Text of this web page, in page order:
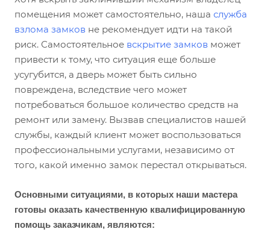
помещения может самостоятельно, наша служба
взлома замков не рекомендует идти на такой
риск. Самостоятельное вскрытие замков может
привести к тому, что ситуация еще больше
усугубится, а дверь может быть сильно
повреждена, вследствие чего может
потребоваться большое количество средств на
ремонт или замену. Вызвав специалистов нашей
службы, каждый клиент может воспользоваться
профессиональными услугами, независимо от
того, какой именно замок перестал открываться.
Основными ситуациями, в которых наши мастера
готовы оказать качественную квалифицированную
помощь заказчикам, являются: